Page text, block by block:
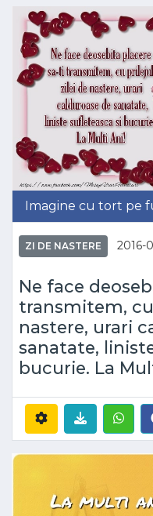
Imagine cu tort pe
ZI DE NASTERE 2016-
Ne face
transmitem,
nastere, urari
sanatate,
bucurie. La